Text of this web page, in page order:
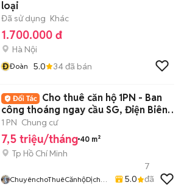
loại
Đã sử dụng Khác
1.700.000 đ
Hà Nội
ĐĐoàn 5.0 34đã bán
Cho thuê căn hộ 1PN - Ban
công thoáng ngay cầu SG, Điện Biên
Phủ
1 PN Chung cư
7,5 triệu/tháng 40 m²
Tp Hồ Chí Minh
ChuyênchoThuêCănhộDịchvụ
5.0
7
đã